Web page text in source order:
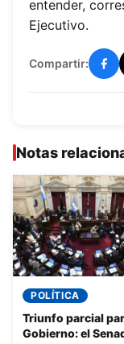
entender,
Ejecutivo.
Compartir:
Notas
POLÍTICA
Triunfo parcial
Gobierno: el